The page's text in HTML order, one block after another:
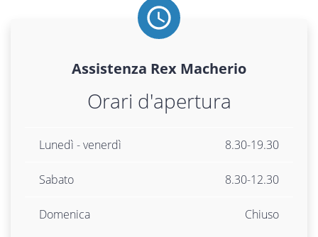
Assistenza Rex Macherio
Orari d'apertura
Lunedì - venerdì 8.30-19.30
Sabato 8.30-12.30
Domenica Chiuso